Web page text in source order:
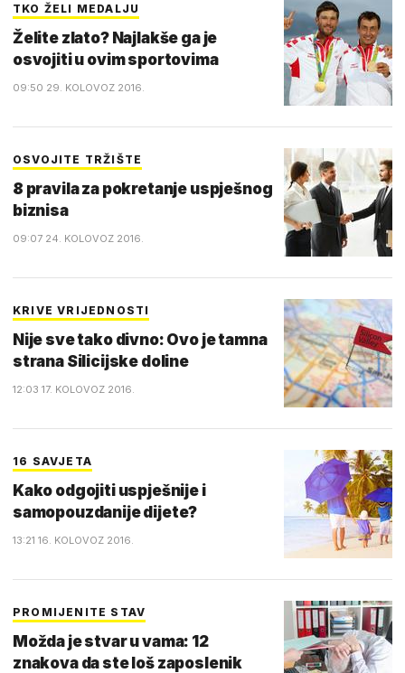
TKO ŽELI MEDALJU
Želite zlato? Najlakše ga je
osvojiti u ovim sportovima
09:50 29. KOLOVOZ 2016.
OSVOJITE TRŽIŠTE
8 pravila za pokretanje uspješnog
biznisa
09:07 24. KOLOVOZ 2016.
KRIVE VRIJEDNOSTI
Nije sve tako divno: Ovo je tamna
strana Silicijske doline
12:03 17. KOLOVOZ 2016.
16 SAVJETA
Kako odgojiti uspješnije i
samopouzdanije dijete?
13:21 16. KOLOVOZ 2016.
PROMIJENITE STAV
Možda je stvar u vama: 12
znakova da ste loš zaposlenik